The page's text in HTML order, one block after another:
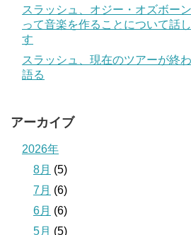
スラッシュ、オジー・オズボー
って音楽を作ることについて話
す
スラッシュ、現在のツアーが終
語る
アーカイブ
2026年
8月 (5)
7月 (6)
6月 (6)
5月 (5)